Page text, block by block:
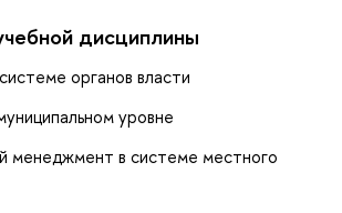
дисциплины
органов власти
уровне
менеджмент в системе местного